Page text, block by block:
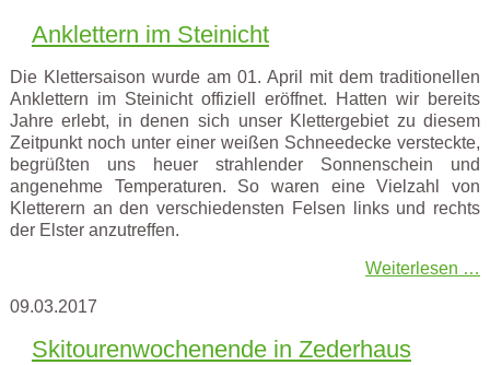
Anklettern im Steinicht
Die Klettersaison wurde am 01. April mit dem traditionellen
Anklettern im Steinicht offiziell eröffnet. Hatten wir bereits
Jahre erlebt, in denen sich unser Klettergebiet zu diesem
Zeitpunkt noch unter einer weißen Schneedecke versteckte,
begrüßten uns heuer strahlender Sonnenschein und
angenehme Temperaturen. So waren eine Vielzahl von
Kletterern an den verschiedensten Felsen links und rechts
der Elster anzutreffen.
Weiterlesen …
09.03.2017
Skitourenwochenende in Zederhaus